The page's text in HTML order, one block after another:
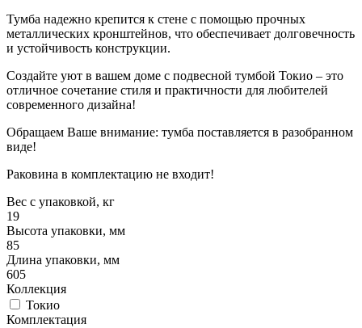
Тумба надежно крепится к стене с помощью прочных
металлических кронштейнов, что обеспечивает долговечность
и устойчивость конструкции.
Создайте уют в вашем доме с подвесной тумбой Токио – это
отличное сочетание стиля и практичности для любителей
современного дизайна!
Обращаем Ваше внимание: тумба поставляется в разобранном
виде!
Раковина в комплектацию не входит!
Вес с упаковкой, кг
19
Высота упаковки, мм
85
Длина упаковки, мм
605
Коллекция
Токио
Комплектация